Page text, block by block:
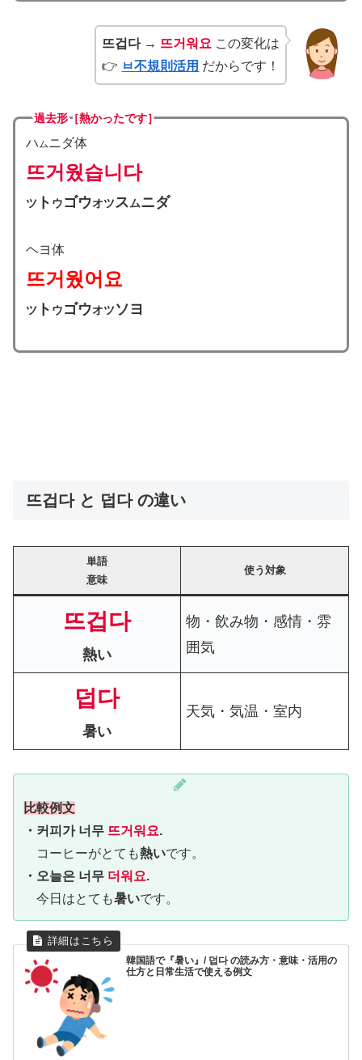
뜨겁다 → 뜨거워요 この変化は
👉 ㅂ不規則活用 だからです！
過去形［熱かったです］
ハムニダ体
뜨거웠습니다
ツ ト ウゴウオツスムニダ
ヘヨ体
뜨거웠어요
ツ ト ウゴウオツソヨ
뜨겁다 と 덥다 の違い
単語
意味
使う対象
뜨겁다
熱い
物・飲み物・感情・雰
囲気
덥다
暑い
天気・気温・室内
比較例文
・커피가 너무 뜨거워요.
コーヒーがとても熱いです。
・오늘은 너무 더워요.
今日はとても暑いです。
韓国語で『暑い』/ 덥다 の読み方・意味・活用の
仕方と日常生活で使える例文